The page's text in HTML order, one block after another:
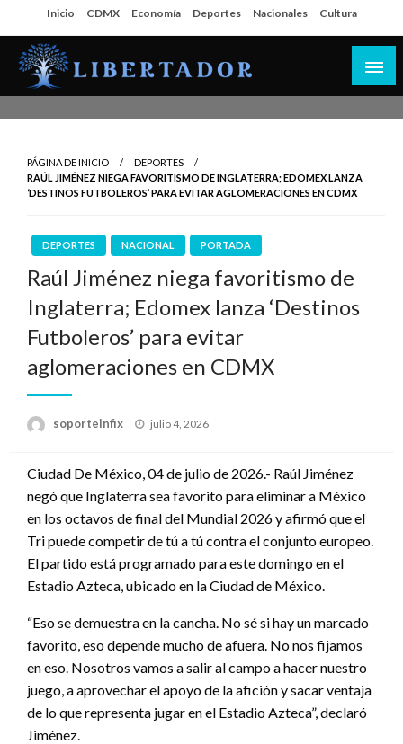
al
contenido
Inicio CDMX Economía Deportes Nacionales Cultura
PÁGINA DE INICIO
DEPORTES
RAÚL JIMÉNEZ NIEGA FAVORITISMO DE INGLATERRA; EDOMEX LANZA
‘DESTINOS FUTBOLEROS’ PARA EVITAR AGLOMERACIONES EN CDMX
DEPORTES NACIONAL PORTADA
Raúl Jiménez niega favoritismo de
Inglaterra; Edomex lanza ‘Destinos
Futboleros’ para evitar
aglomeraciones en CDMX
soporteinfix
Publicado
julio 4, 2026
Ciudad De México, 04 de julio de 2026.- Raúl Jiménez
negó que Inglaterra sea favorito para eliminar a México
en los octavos de final del Mundial 2026 y afirmó que el
Tri puede competir de tú a tú contra el conjunto europeo.
El partido está programado para este domingo en el
Estadio Azteca, ubicado en la Ciudad de México.
“Eso se demuestra en la cancha. No sé si hay un marcado
favorito, eso depende mucho de afuera. No nos fijamos
en eso. Nosotros vamos a salir al campo a hacer nuestro
juego, a aprovechar el apoyo de la afición y sacar ventaja
de lo que representa jugar en el Estadio Azteca”, declaró
Jiménez.